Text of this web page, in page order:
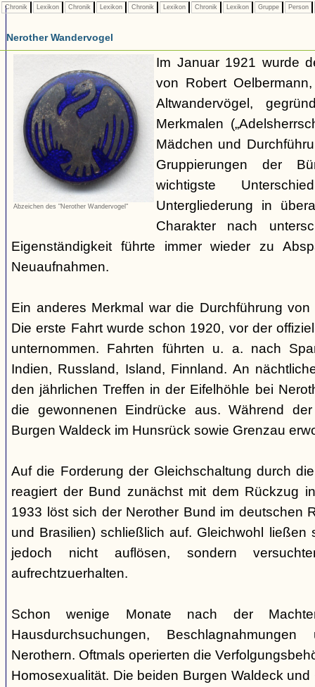
Chronik Lexikon Chronik Lexikon Chronik Lexikon Chronik Lexikon Gruppe Person
Nerother Wandervogel
Abzeichen des "Nerother Wandervogel"
Im Januar 1921 wurde
von Robert
Altwandervögel,
Merkmalen
Mädchen und
Gruppierungen der
wichtigste
Untergliederung in
Charakter nach
Eigenständigkeit führte immer wieder zu
Neuaufnahmen.
Ein anderes Merkmal war die Durchführung
Die erste Fahrt wurde schon 1920, vor der
unternommen. Fahrten führten u. a. nach
Indien, Russland, Island, Finnland. An
den jährlichen Treffen in der Eifelhöhle bei
die gewonnenen Eindrücke aus. Während
Burgen Waldeck im Hunsrück sowie Grenzau
Auf die Forderung der Gleichschaltung durch
reagiert der Bund zunächst mit dem Rückzug
1933 löst sich der Nerother Bund im deutschen
und Brasilien) schließlich auf. Gleichwohl ließen
jedoch nicht auflösen, sondern
aufrechtzuerhalten.
Schon wenige Monate nach der
Hausdurchsuchungen,
Nerothern. Oftmals operierten die
Homosexualität. Die beiden Burgen Waldeck